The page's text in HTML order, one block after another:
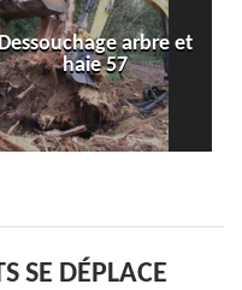
arbre et
haie 57
SE DÉPLACE